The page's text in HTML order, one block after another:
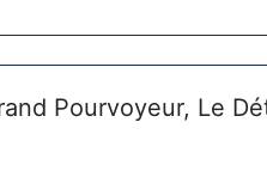
Pourvoyeur, Le